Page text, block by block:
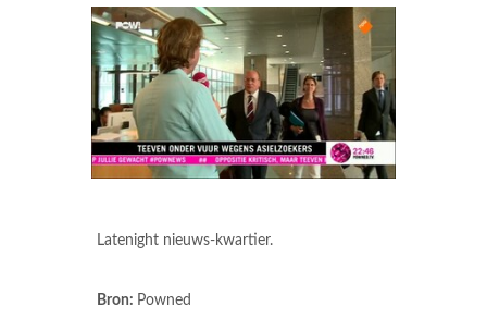
Latenight nieuws-kwartier.
Bron: Powned